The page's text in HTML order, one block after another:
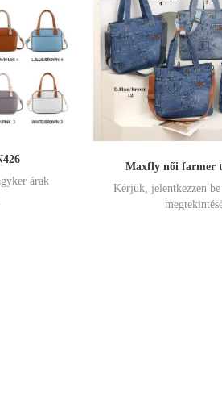
árak
Maxfly női farmer
Kérjük, jelentkezzen